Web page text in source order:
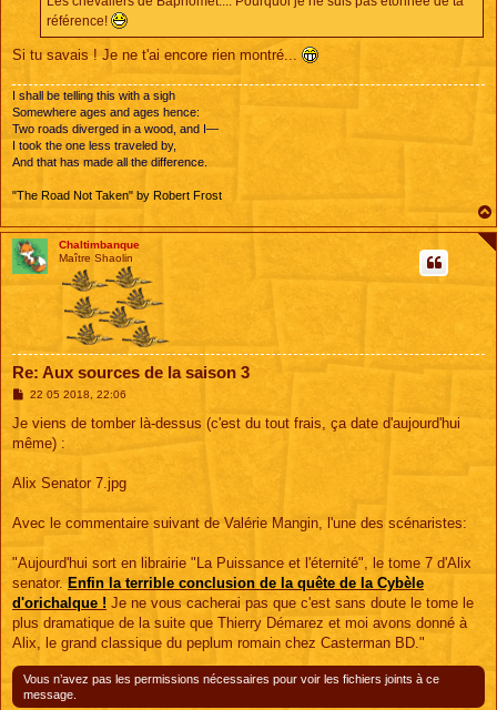
référence!
Si tu savais ! Je ne t'ai encore rien montré...
I shall be telling this with a sigh
Somewhere ages and ages hence:
Two roads diverged in a wood, and I—
I took the one less traveled by,
And that has made all the difference.
"The Road Not Taken" by Robert Frost
Chaltimbanque
Maître Shaolin
Re: Aux sources de la saison 3
M
s
a
22 05 2018, 22:06
Je viens de tomber là-dessus (c'est du tout frais, ça date d'aujourd'hui
même) :
Alix Senator 7.jpg
Avec le commentaire suivant de Valérie Mangin, l'une des scénaristes:
"Aujourd'hui sort en librairie "La Puissance et l'éternité", le tome 7 d'Alix
senator. Enfin la terrible conclusion de la quête de la Cybèle
d'orichalque ! Je ne vous cacherai pas que c'est sans doute le tome le
plus dramatique de la suite que Thierry Démarez et moi avons donné à
Alix, le grand classique du peplum romain chez Casterman BD."
Vous n’avez pas les permissions nécessaires pour voir les fichiers joints à ce
message.